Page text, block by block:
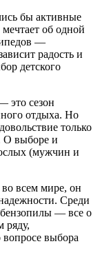
бы активные
об одной
—
радость и
детского
это сезон
отдыха. Но
только
О выборе и
(мужчин и
всем мире, он
Среди
— все о
ряду,
вопросе выбора